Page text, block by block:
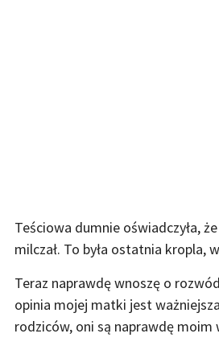
Teściowa dumnie oświadczyła,
milczał. To była ostatnia kropla,
Teraz naprawdę wnoszę o
opinia mojej matki jest
rodziców, oni są naprawdę moim